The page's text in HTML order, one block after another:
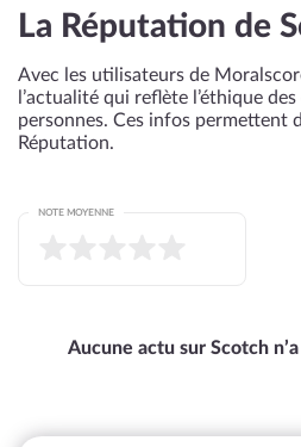
La Réputation de
Avec les utilisateurs de
l’actualité qui reflète l’éthique
personnes. Ces infos permettent
Réputation.
NOTE MOYENNE
Aucune actu sur Scotch